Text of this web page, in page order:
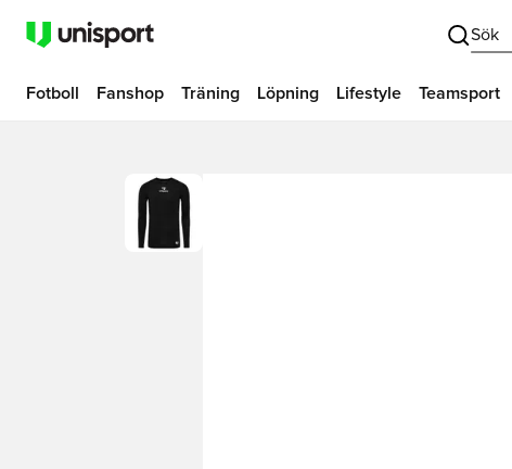
Sök
Fotboll Fanshop Träning Löpning Lifestyle Teamsport